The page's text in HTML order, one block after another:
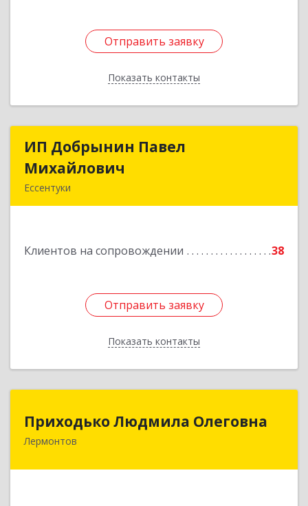
Отправить заявку
Показать контакты
Отправить заявку
Назад
ИП Добрынин Павел
Михайлович
Ессентуки
Клиентов на сопровождении 38
Отправить заявку
Показать контакты
ИП Добрынин Павел
Отправить заявку
Назад
Приходько Людмила Олеговна
Лермонтов
357341, Лермонтов г, П.Лумумбы ул, дом №